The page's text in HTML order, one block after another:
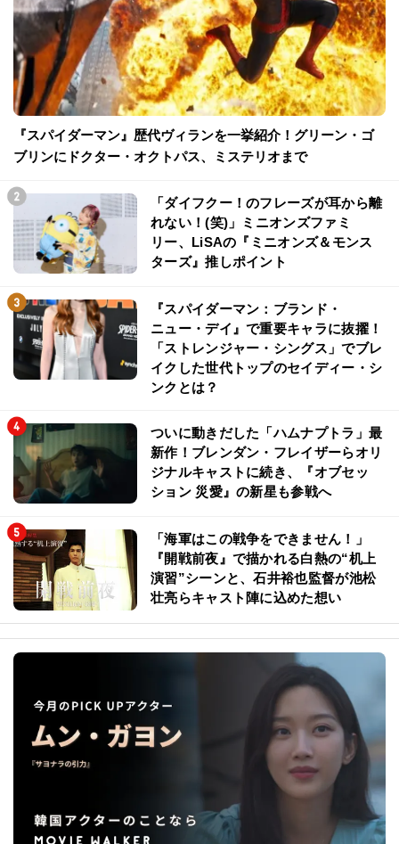
『スパイダーマン』歴代ヴィランを一挙紹介！グリーン・ゴ
ブリンにドクター・オクトパス、ミステリオまで
「ダイフクー！のフレーズが耳から離
れない！(笑)」ミニオンズファミ
リー、LiSAの『ミニオンズ＆モンス
ターズ』推しポイント
『スパイダーマン：ブランド・
ニュー・デイ』で重要キャラに抜擢！
「ストレンジャー・シングス」でブレ
イクした世代トップのセイディー・シ
ンクとは？
ついに動きだした「ハムナプトラ」最
新作！ブレンダン・フレイザーらオリ
ジナルキャストに続き、『オブセッ
ション 災愛』の新星も参戦へ
「海軍はこの戦争をできません！」
『開戦前夜』で描かれる白熱の“机上
演習”シーンと、石井裕也監督が池松
壮亮らキャスト陣に込めた想い